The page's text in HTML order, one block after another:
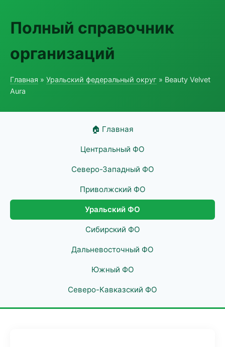
Полный справочник
организаций
Главная » Уральский федеральный округ » Beauty Velvet
Aura
🏠 Главная
Центральный ФО
Северо-Западный ФО
Приволжский ФО
Уральский ФО
Сибирский ФО
Дальневосточный ФО
Южный ФО
Северо-Кавказский ФО